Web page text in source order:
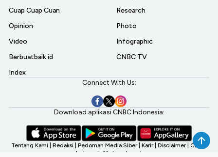
Cuap Cuap Cuan
Opinion
Video
Berbuatbaik.id
Index
Research
Photo
Infographic
CNBC TV
Connect With Us:
Download aplikasi CNBC Indonesia:
Tentang Kami Redaksi Pedoman Media Siber Karir Disclaimer CNBC
Indonesia My Investment